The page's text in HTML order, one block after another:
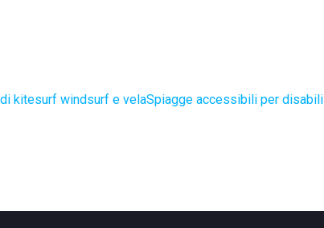
kitesurf windsurf e velaSpiagge accessibili per disabili